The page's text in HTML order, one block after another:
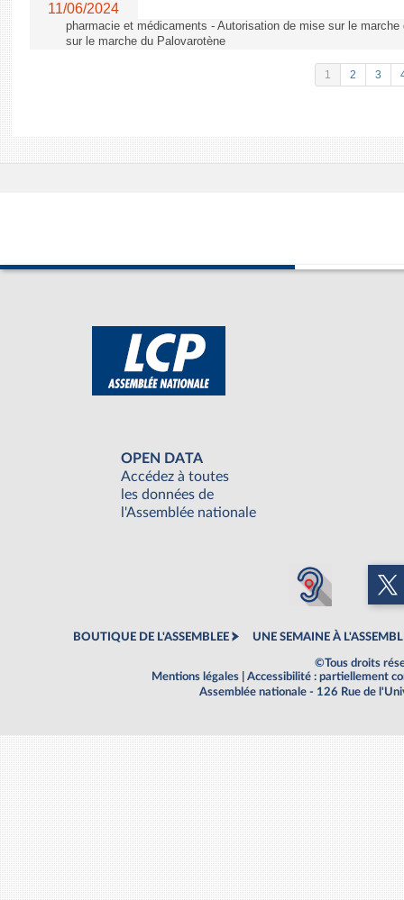
11/06/2024
pharmacie et médicaments - Autorisation de mise sur le
sur le marche du Palovarotène
1 2 3
OPEN DATA
Accédez à toutes
les données de
l'Assemblée nationale
BOUTIQUE DE L'ASSEMBLEE UNE SEMAINE À
©Tous droits
Mentions légales
Accessibilité : partiellement
Assemblée nationale - 126 Rue de